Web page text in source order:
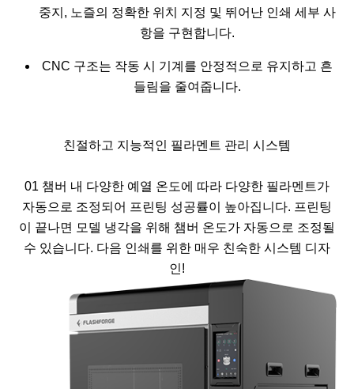
중지, 노즐의 정확한 위치 지정 및 뛰어난 인쇄 세부 사
항을 구현합니다.
CNC 구조는 작동 시 기계를 안정적으로 유지하고 흔
들림을 줄여줍니다.
친절하고 지능적인 필라멘트 관리 시스템
01 챔버 내 다양한 ​​예열 온도에 따라 다양한 필라멘트가
자동으로 조정되어 프린팅 성공률이 높아집니다. 프린팅
이 끝나면 모델 냉각을 위해 챔버 온도가 자동으로 조정될
수 있습니다. 다음 인쇄를 위한 매우 친숙한 시스템 디자
인!